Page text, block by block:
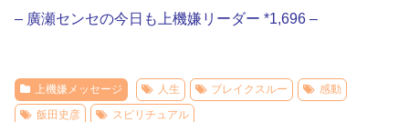
– 廣瀬センセの今日も上機嫌リーダー *1,696 –
上機嫌メッセージ 人生 ブレイクスルー
感動
飯田史彦
スピリチュアル